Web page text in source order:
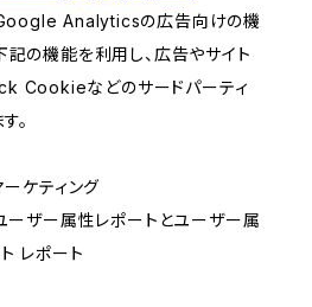
Google Analyticsの広告向けの機
記の機能を利用し、広告やサイト
Cookieなどのサードパーティ
。
ケティング
ザー属性レポートとユーザー属
レポート